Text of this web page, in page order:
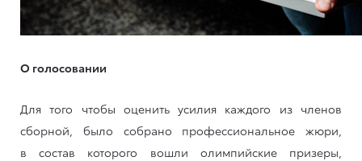
О голосовании
Для того чтобы оценить усилия каждого из членов
сборной, было собрано профессиональное жюри,
в состав которого вошли олимпийские призеры,